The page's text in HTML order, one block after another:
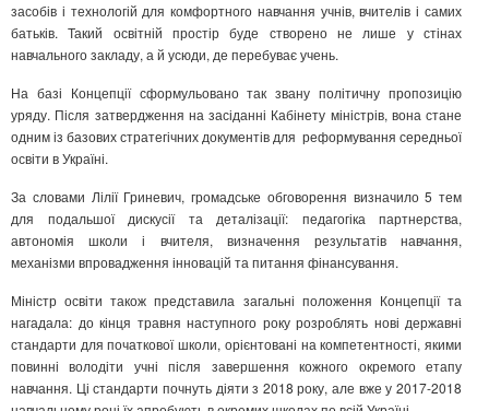
засобів і технологій для комфортного навчання учнів, вчителів і самих
батьків. Такий освітній простір буде створено не лише у стінах
навчального закладу, а й усюди, де перебуває учень.
На базі Концепції сформульовано так звану політичну пропозицію
уряду. Після затвердження на засіданні Кабінету міністрів, вона стане
одним із базових стратегічних документів для реформування середньої
освіти в Україні.
За словами Лілії Гриневич, громадське обговорення визначило 5 тем
для подальшої дискусії та деталізації: педагогіка партнерства,
автономія школи і вчителя, визначення результатів навчання,
механізми впровадження інновацій та питання фінансування.
Міністр освіти також представила загальні положення Концепції та
нагадала: до кінця травня наступного року розроблять нові державні
стандарти для початкової школи, орієнтовані на компетентності, якими
повинні володіти учні після завершення кожного окремого етапу
навчання. Ці стандарти почнуть діяти з 2018 року, але вже у 2017-2018